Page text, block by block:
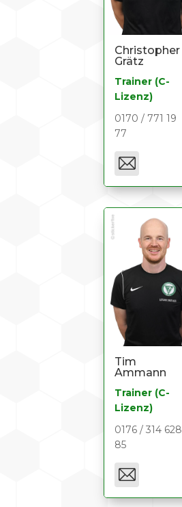
Christopher
Grätz
Trainer (C-
Lizenz)
0170 / 771 19
77
Tim
Ammann
Trainer (C-
Lizenz)
0176 / 314 628
85